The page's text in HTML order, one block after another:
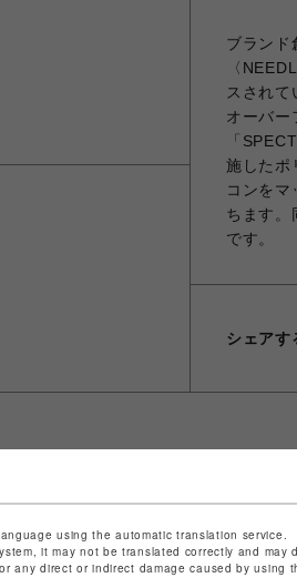
ブランド
〈
スされ
オーバー
「
施したポ
コンを
ちます。
です。
シェアす
法など法令に基づく表記はこちら
using the automatic translation service.
it may not be translated correctly and
any direct or indirect damage caused by using